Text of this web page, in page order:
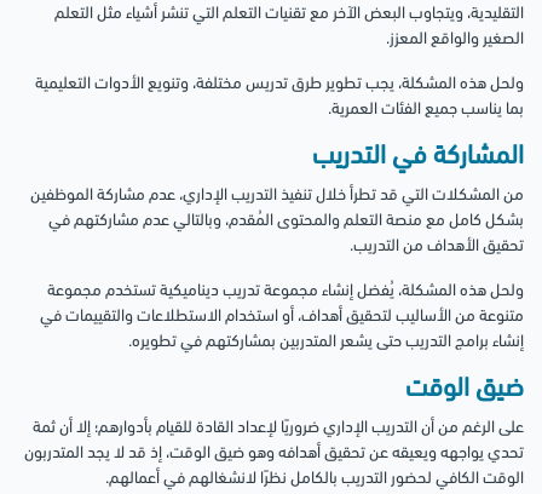
التقليدية، ويتجاوب البعض الآخر مع تقنيات التعلم التي تنشر أشياء مثل التعلم
الصغير والواقع المعزز.
ولحل هذه المشكلة، يجب تطوير طرق تدريس مختلفة، وتنويع الأدوات التعليمية
بما يناسب جميع الفئات العمرية.
المشاركة في التدريب
من المشكلات التي قد تطرأ خلال تنفيذ التدريب الإداري، عدم مشاركة الموظفين
بشكل كامل مع منصة التعلم والمحتوى المُقدم، وبالتالي عدم مشاركتهم في
تحقيق الأهداف من التدريب.
ولحل هذه المشكلة، يُفضل إنشاء مجموعة تدريب ديناميكية تستخدم مجموعة
متنوعة من الأساليب لتحقيق أهداف، أو استخدام الاستطلاعات والتقييمات في
إنشاء برامج التدريب حتى يشعر المتدربين بمشاركتهم في تطويره.
ضيق الوقت
على الرغم من أن التدريب الإداري ضروريًا لإعداد القادة للقيام بأدوارهم؛ إلا أن ثمة
تحدي يواجهه ويعيقه عن تحقيق أهدافه وهو ضيق الوقت، إذ قد لا يجد المتدربون
الوقت الكافي لحضور التدريب بالكامل نظرًا لانشغالهم في أعمالهم.